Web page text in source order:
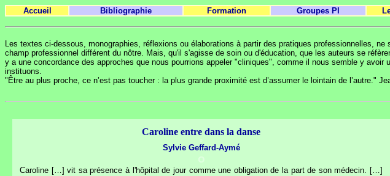
Accueil Bibliographie Formation Groupes PI
Les textes ci-dessous, monographies, réflexions ou élaborations à partir des pratiques professionnelles,
champ professionnel différent du nôtre. Mais, qu'il s'agisse de soin ou d'éducation, que les auteurs se
y a une concordance des approches que nous pourrions appeler "cliniques", comme il nous semble y
instituons.
"Être au plus proche, ce n’est pas toucher : la plus grande proximité est d’assumer le lointain de l’autre."
Caroline entre dans la danse
Sylvie Geffard-Aymé
Caroline […] vit sa présence à l'hôpital de jour comme une obligation de la part de son médecin. […]